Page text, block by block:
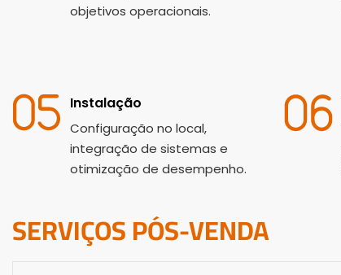
objetivos operacionais.
Instalação
Configuração no local,
integração de sistemas e
otimização de desempenho.
SERVIÇOS PÓS-VENDA